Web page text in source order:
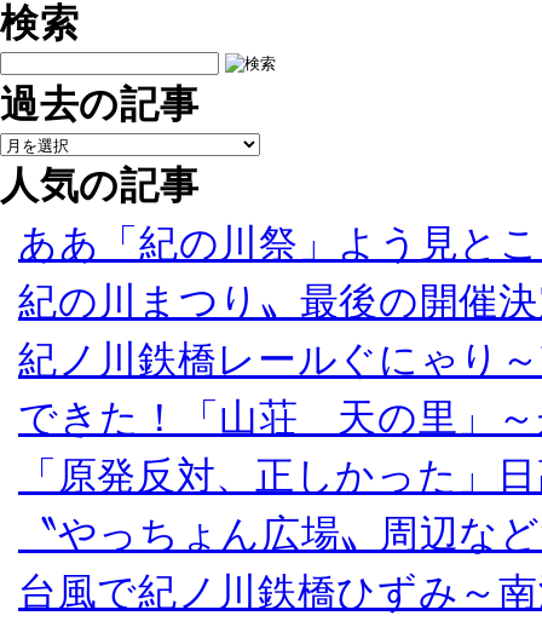
検索
過去の記事
人気の記事
ああ「紀の川祭」よう見と
紀の川まつり〟最後の開催
紀ノ川鉄橋レールぐにゃり
できた！「山荘 天の里」～
「原発反対、正しかった」
〝やっちょん広場〟周辺な
台風で紀ノ川鉄橋ひずみ～